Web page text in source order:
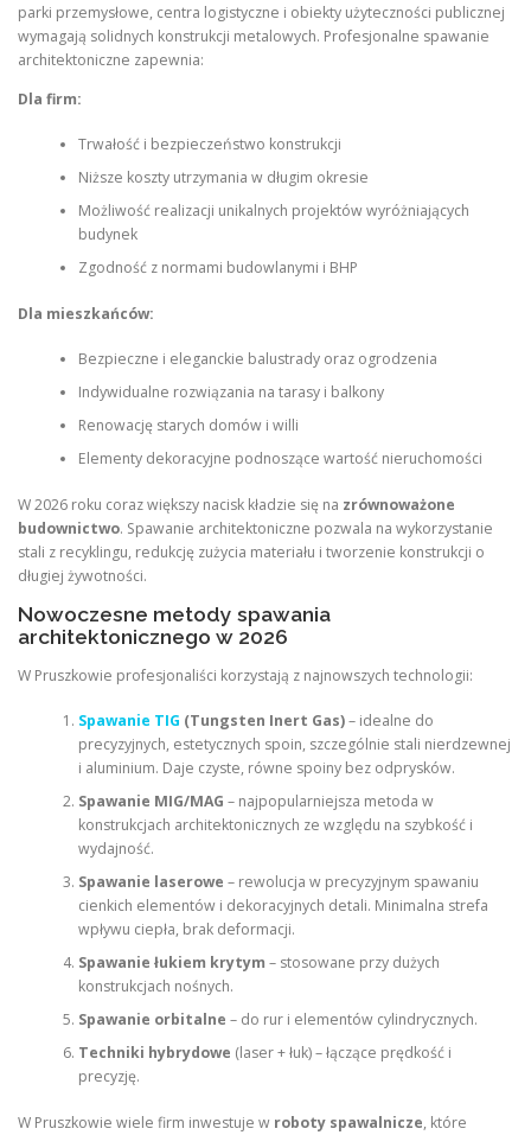
parki przemysłowe, centra logistyczne i obiekty użyteczności publicznej
wymagają solidnych konstrukcji metalowych. Profesjonalne spawanie
architektoniczne zapewnia:
Dla firm:
Trwałość i bezpieczeństwo konstrukcji
Niższe koszty utrzymania w długim okresie
Możliwość realizacji unikalnych projektów wyróżniających
budynek
Zgodność z normami budowlanymi i BHP
Dla mieszkańców:
Bezpieczne i eleganckie balustrady oraz ogrodzenia
Indywidualne rozwiązania na tarasy i balkony
Renowację starych domów i willi
Elementy dekoracyjne podnoszące wartość nieruchomości
W 2026 roku coraz większy nacisk kładzie się na zrównoważone
budownictwo. Spawanie architektoniczne pozwala na wykorzystanie
stali z recyklingu, redukcję zużycia materiału i tworzenie konstrukcji o
długiej żywotności.
Nowoczesne metody spawania
architektonicznego w 2026
W Pruszkowie profesjonaliści korzystają z najnowszych technologii:
Spawanie TIG (Tungsten Inert Gas)– idealne do
precyzyjnych, estetycznych spoin, szczególnie stali nierdzewnej
i aluminium. Daje czyste, równe spoiny bez odprysków.
Spawanie MIG/MAG – najpopularniejsza metoda w
konstrukcjach architektonicznych ze względu na szybkość i
wydajność.
Spawanie laserowe – rewolucja w precyzyjnym spawaniu
cienkich elementów i dekoracyjnych detali. Minimalna strefa
wpływu ciepła, brak deformacji.
Spawanie łukiem krytym – stosowane przy dużych
konstrukcjach nośnych.
Spawanie orbitalne – do rur i elementów cylindrycznych.
Techniki hybrydowe (laser + łuk) – łączące prędkość i
precyzję.
W Pruszkowie wiele firm inwestuje w roboty spawalnicze, które